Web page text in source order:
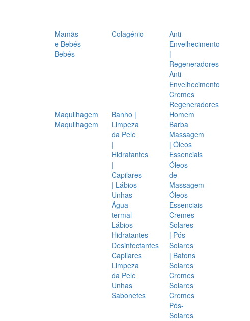
Mamãs
e Bebés
Bebés
Colagénio
Anti-
Envelhecimento
|
Regeneradores
Anti-
Envelhecimento
Cremes
Regeneradores
Maquilhagem
Maquilhagem
Banho |
Limpeza
da Pele
|
Hidratantes
|
Capilares
| Lábios
Unhas
Água
termal
Lábios
Hidratantes
Desinfectantes
Capilares
Limpeza
da Pele
Unhas
Sabonetes
Homem
Barba
Massagem
| Óleos
Essenciais
Óleos
de
Massagem
Óleos
Essenciais
Cremes
Solares
| Pós
Solares
| Batons
Solares
Cremes
Solares
Cremes
Pós-
Solares